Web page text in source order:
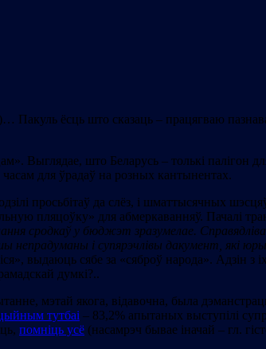
ёсць што сказаць – працягваю
Выглядае, што Беларусь – толькі палігон
для ўрадаў на розных кантынентах.
просьбітаў да слёз, і шматтысячных
пляцоўку» для абмеркаванняў. Пачалі
сродкаў у бюджэт зразумелае.
непрадуманы і супярэчлівы дакумент, які
выдаюць сябе за «сяброў народа». Адзін
думкі?..
мэтай якога, відавочна, была
тутбаі – 83,2% апытаных выступілі
помніць усё (насамрэч бывае іначай – гл.